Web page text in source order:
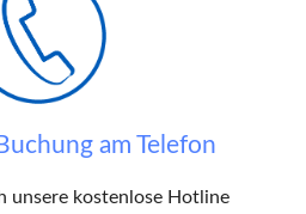
am Telefon
unsere kostenlose Hotline